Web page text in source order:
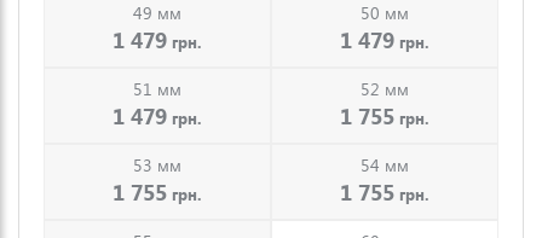
49 мм
1 479 грн.
50 мм
1 479 грн.
51 мм
1 479 грн.
52 мм
1 755 грн.
53 мм
1 755 грн.
54 мм
1 755 грн.